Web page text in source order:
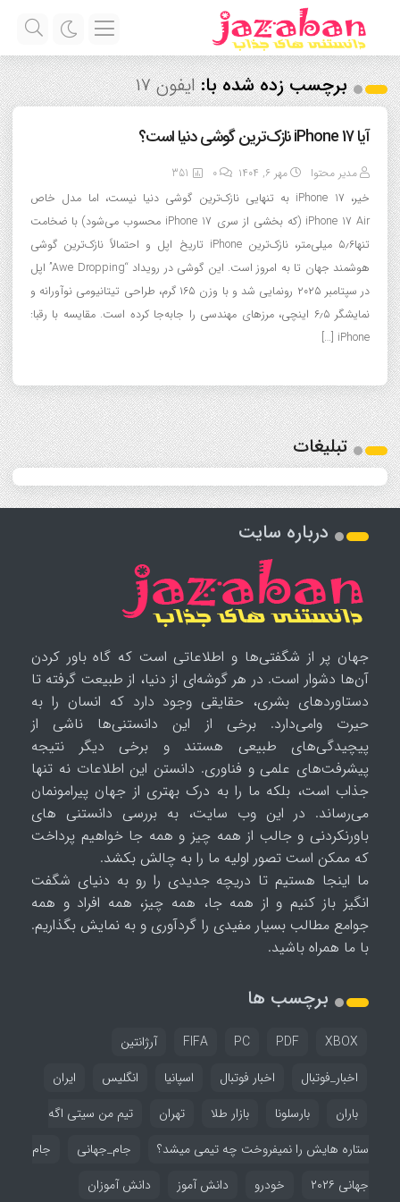
برچسب زده شده با:ایفون ۱۷
آیا iPhone 17 نازک‌ترین گوشی دنیا است؟
مدیر محتوا مهر ۶, ۱۴۰۴ 0
351
خیر، iPhone 17 به تنهایی نازک‌ترین گوشی دنیا نیست، اما مدل خاص
iPhone 17 Air (که بخشی از سری iPhone 17 محسوب می‌شود) با ضخامت
تنها۵٫۶ میلی‌متر، نازک‌ترین iPhone تاریخ اپل و احتمالاً نازک‌ترین گوشی
هوشمند جهان تا به امروز است. این گوشی در رویداد “Awe Dropping” اپل
در سپتامبر ۲۰۲۵ رونمایی شد و با وزن ۱۶۵ گرم، طراحی تیتانیومی نوآورانه و
نمایشگر ۶٫۵ اینچی، مرزهای مهندسی را جابه‌جا کرده است. مقایسه با رقبا:
iPhone […]
تبلیغات
درباره سایت
جهان پر از شگفتی‌ها و اطلاعاتی است که گاه باور کردن
آن‌ها دشوار است. در هر گوشه‌ای از دنیا، از طبیعت گرفته تا
دستاوردهای بشری، حقایقی وجود دارد که انسان را به
حیرت وامی‌دارد. برخی از این دانستنی‌ها ناشی از
پیچیدگی‌های طبیعی هستند و برخی دیگر نتیجه
پیشرفت‌های علمی و فناوری. دانستن این اطلاعات نه تنها
جذاب است، بلکه ما را به درک بهتری از جهان پیرامونمان
می‌رساند. در این وب سایت، به بررسی دانستنی های
باورنکردنی و جالب از همه چیز و همه جا خواهیم پرداخت
که ممکن است تصور اولیه ما را به چالش بکشد.
ما اینجا هستیم تا دریچه جدیدی را رو به دنیای شگفت
انگیز باز کنیم و از همه جا، همه چیز، همه افراد و همه
جوامع مطالب بسیار مفیدی را گردآوری و به نمایش بگذاریم.
با ما همراه باشید.
برچسب ها
FIFA PC PDF XBOX
آرژانتین
اخبار_فوتبال
اخبار فوتبال اسپانیا انگلیس
ایران
باران
بارسلونا بازار طلا تهران
تیم من سیتی اگه
ستاره هایش را نمیفروخت چه تیمی میشد؟
جام_جهانی
جام
جهانی ۲۰۲۶
خودرو دانش آموز دانش آموزان